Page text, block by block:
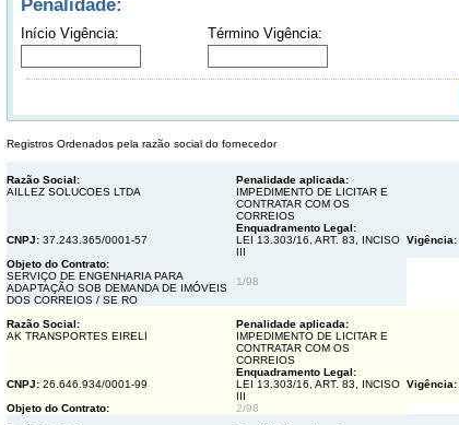
Penalidade:
Início Vigência: Término Vigência:
Registros Ordenados pela razão social do fornecedor
Razão Social:
AILLEZ SOLUCOES LTDA
Penalidade aplicada:
IMPEDIMENTO DE LICITAR E
CONTRATAR COM OS
CORREIOS
CNPJ: 37.243.365/0001-57
Enquadramento Legal:
LEI 13.303/16, ART. 83, INCISO
III
Vigência:
Objeto do Contrato:
SERVIÇO DE ENGENHARIA PARA
ADAPTAÇÃO SOB DEMANDA DE IMÓVEIS
DOS CORREIOS / SE RO
1/98
Razão Social:
AK TRANSPORTES EIRELI
Penalidade aplicada:
IMPEDIMENTO DE LICITAR E
CONTRATAR COM OS
CORREIOS
CNPJ: 26.646.934/0001-99
Enquadramento Legal:
LEI 13.303/16, ART. 83, INCISO
III
Vigência:
Objeto do Contrato:
2/98